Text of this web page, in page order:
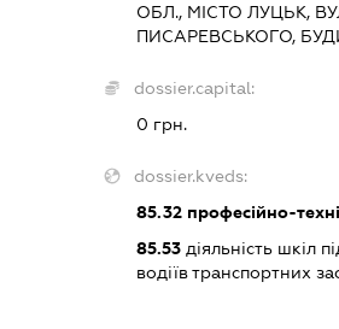
ОБЛ., МІСТО ЛУЦЬК,
ПИСАРЕВСЬКОГО,
dossier.capital:
0 грн.
dossier.kveds:
85.32 професійно-
85.53 діяльність шкіл
водіїв транспортних